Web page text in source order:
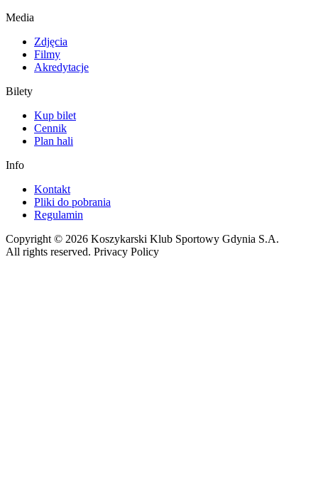
Media
Zdjęcia
Filmy
Akredytacje
Bilety
Kup bilet
Cennik
Plan hali
Info
Kontakt
Pliki do pobrania
Regulamin
Copyright © 2026 Koszykarski Klub Sportowy Gdynia S.A.
All rights reserved. Privacy Policy